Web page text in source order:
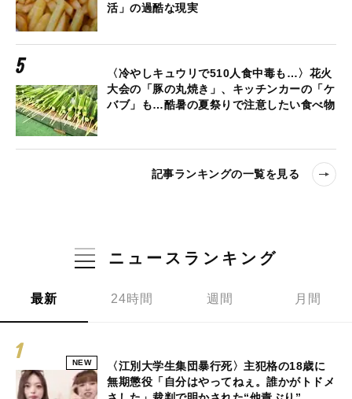
活」の過酷な現実
〈冷やしキュウリで510人食中毒も…〉花火
大会の「豚の丸焼き」、キッチンカーの「ケ
バブ」も…酷暑の夏祭りで注意したい食べ物
記事ランキングの一覧を見る
ニュースランキング
最新 24時間 週間 月間
NEW
〈江別大学生集団暴行死〉主犯格の18歳に
無期懲役「自分はやってねぇ。誰かがトドメ